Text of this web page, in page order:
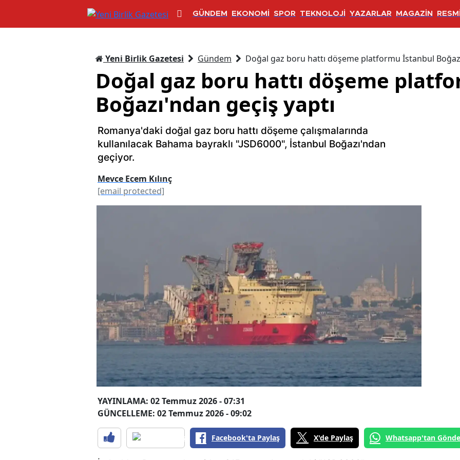
GÜNDEM EKONOMİ SPOR TEKNOLOJİ YAZARLAR MAGAZİN
Yeni Birlik Gazetesi Gündem Doğal gaz boru hattı döşeme platformu İstanbul
Doğal gaz boru hattı döşeme
Boğazı'ndan geçiş yaptı
Romanya'daki doğal gaz boru hattı döşeme çalışmalarında
kullanılacak Bahama bayraklı "JSD6000", İstanbul Boğazı'ndan
geçiyor.
Mevce Ecem Kılınç
[email protected]
YAYINLAMA: 02 Temmuz 2026 - 07:31
GÜNCELLEME: 02 Temmuz 2026 - 09:02
Facebook'ta Paylaş X'de Paylaş Whatsapp'tan